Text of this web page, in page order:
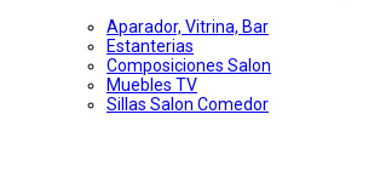
Aparador, Vitrina, Bar
Estanterias
Composiciones Salon
Muebles TV
Sillas Salon Comedor